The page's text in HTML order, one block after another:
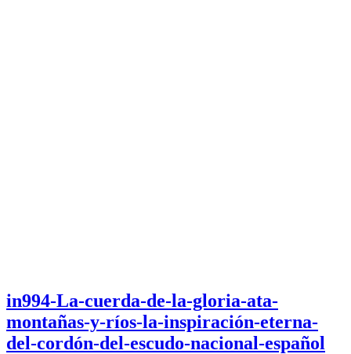
in994-La-cuerda-de-la-gloria-ata-
montañas-y-ríos-la-inspiración-eterna-
del-cordón-del-escudo-nacional-español